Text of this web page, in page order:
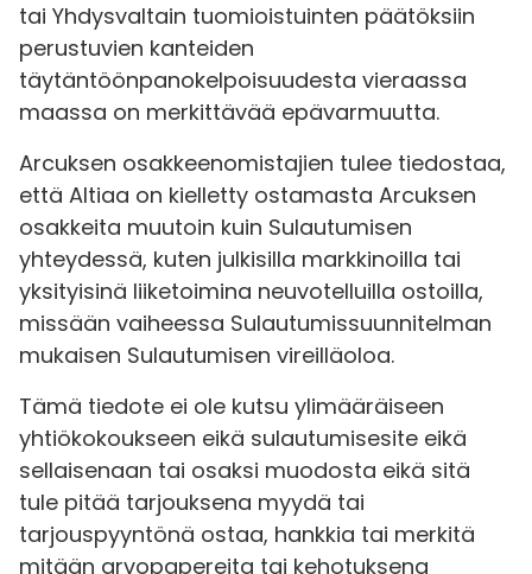
tai Yhdysvaltain tuomioistuinten päätöksiin
perustuvien kanteiden
täytäntöönpanokelpoisuudesta vieraassa
maassa on merkittävää epävarmuutta.
Arcuksen osakkeenomistajien tulee tiedostaa,
että Altiaa on kielletty ostamasta Arcuksen
osakkeita muutoin kuin Sulautumisen
yhteydessä, kuten julkisilla markkinoilla tai
yksityisinä liiketoimina neuvotelluilla ostoilla,
missään vaiheessa Sulautumissuunnitelman
mukaisen Sulautumisen vireilläoloa.
Tämä tiedote ei ole kutsu ylimääräiseen
yhtiökokoukseen eikä sulautumisesite eikä
sellaisenaan tai osaksi muodosta eikä sitä
tule pitää tarjouksena myydä tai
tarjouspyyntönä ostaa, hankkia tai merkitä
mitään arvopapereita tai kehotuksena